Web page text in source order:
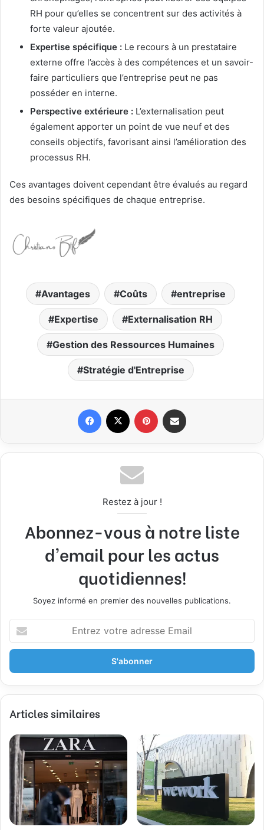
RH pour qu’elles se concentrent sur des activités à
forte valeur ajoutée.
Expertise spécifique : Le recours à un prestataire
externe offre l’accès à des compétences et un savoir-
faire particuliers que l’entreprise peut ne pas
posséder en interne.
Perspective extérieure : L’externalisation peut
également apporter un point de vue neuf et des
conseils objectifs, favorisant ainsi l’amélioration des
processus RH.
Ces avantages doivent cependant être évalués au regard
des besoins spécifiques de chaque entreprise.
Avantages Coûts entreprise
Expertise Externalisation RH
Gestion des Ressources Humaines
Stratégie d'Entreprise
Restez à jour !
Abonnez-vous à notre liste
d'email pour les actus
quotidiennes!
Soyez informé en premier des nouvelles publications.
t
e
z
o
r
e
e
s
Articles similaires